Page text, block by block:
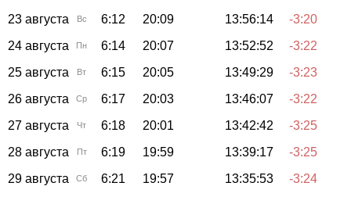
23 августа
Вс 6:12 20:09 13:56:14
-3:20
24 августа
Пн 6:14 20:07 13:52:52
-3:22
25 августа
Вт 6:15 20:05 13:49:29
-3:23
26 августа
Ср 6:17 20:03 13:46:07
-3:22
27 августа
Чт 6:18 20:01 13:42:42
-3:25
28 августа
Пт 6:19 19:59 13:39:17
-3:25
29 августа
Сб 6:21 19:57 13:35:53 -3:24